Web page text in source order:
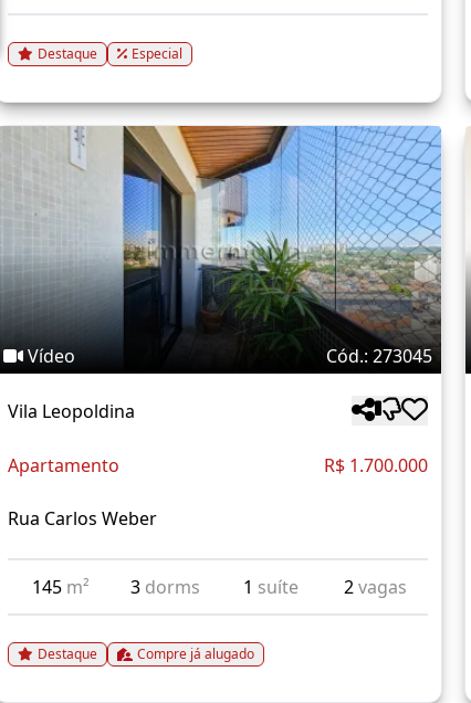
Destaque Especial
Vídeo Cód.: 273045
Vila Leopoldina
Apartamento R$ 1.700.000
Rua Carlos Weber
145 m² 3 dorms 1 suíte 2vagas
Destaque Compre já alugado